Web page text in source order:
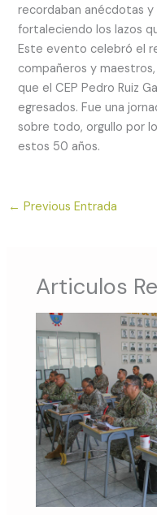
recordaban anécdotas
fortaleciendo los lazos
Este evento celebró el
compañeros y
que el CEP Pedro Ruiz
egresados. Fue una
sobre todo, orgullo por
estos 50 años.
← Previous Entrada
Articulos